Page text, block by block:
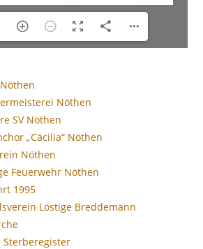
Nöthen
SV Nöthen
„Cäcilia“ Nöthen
Nöthen
Feuerwehr Nöthen
1995
Löstige Breddemänn